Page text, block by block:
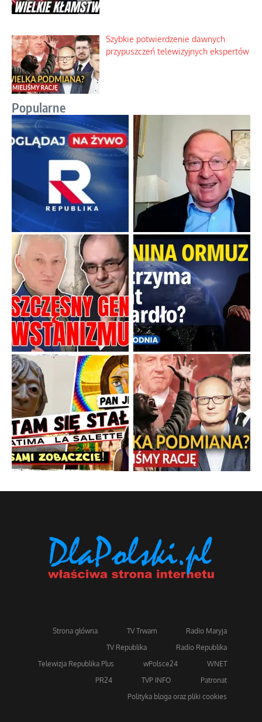
Szybkie potwierdzenie dawnych
przypuszczeń telewizyjnych ekspertów
Popularne
Strona główna TV Trwam
Radio Maryja
TV Republika
Radio Republika
Telewizja Republika Plus
wPolsce24
WNET
PR24
TVP INFO
Patronat
Polityka bloga oraz pliki cookies